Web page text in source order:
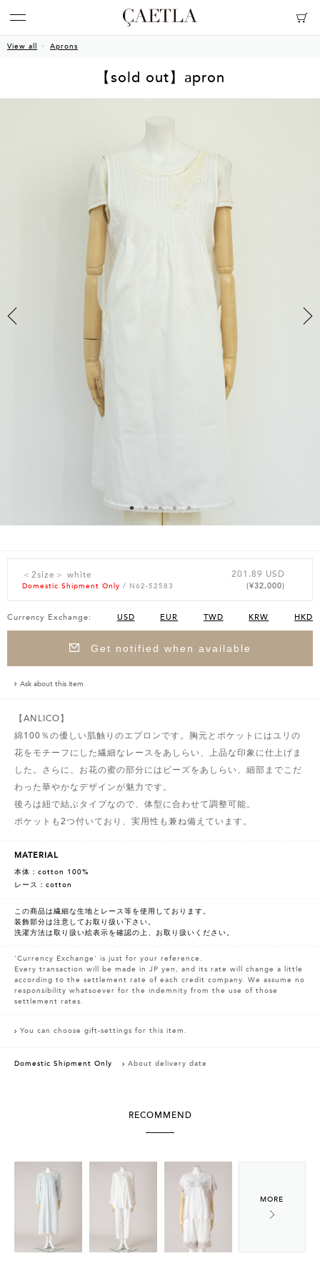
View all Aprons
【sold out】apron
＜2size＞ white
Domestic Shipment Only / N62-52583
201.89 USD
(¥32,000)
Currency Exchange: USD EUR TWD KRW HKD
Get notified when available
Ask about this item
【ANLICO】
綿100％の優しい肌触りのエプロンです。胸元とポケットにはユリの
花をモチーフにした繊細なレースをあしらい、上品な印象に仕上げま
した。さらに、お花の蜜の部分にはビーズをあしらい、細部までこだ
わった華やかなデザインが魅力です。
後ろは紐で結ぶタイプなので、体型に合わせて調整可能。
ポケットも2つ付いており、実用性も兼ね備えています。
MATERIAL
本体：cotton 100%
レース：cotton
この商品は繊細な生地とレース等を使用しております。
装飾部分は注意してお取り扱い下さい。
洗濯方法は取り扱い絵表示を確認の上、お取り扱いください。
'Currency Exchange' is just for your reference.
Every transaction will be made in JP yen, and its rate will change a little
according to the settlement rate of each credit company. We assume no
responsibility whatsoever for the indemnity from the use of those
settlement rates.
You can choose gift-settings for this item.
Domestic Shipment Only About delivery date
RECOMMEND